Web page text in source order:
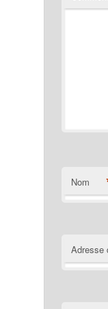
Nom
Adresse